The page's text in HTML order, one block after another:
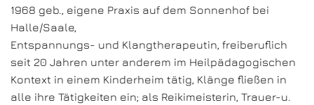
1968 geb., eigene Praxis auf dem Sonnenhof bei
Halle/Saale,
Entspannungs- und Klangtherapeutin, freiberuflich
seit 20 Jahren unter anderem im Heilpädagogischen
Kontext in einem Kinderheim tätig, Klänge fließen in
alle ihre Tätigkeiten ein; als Reikimeisterin, Trauer-u.